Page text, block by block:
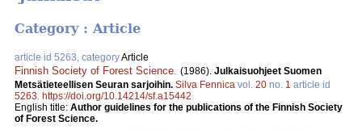
Category : Article
article id 5263, categoryArticle
Finnish Society of Forest Science (1986). Julkaisuohjeet Suomen
Metsätieteellisen Seuran sarjoihin. Silva Fennica vol. 20 no. 1 article id
5263 https://doi.org/10.14214/sf.a15442
English title: Author guidelines for the publications of the Finnish Society
of Forest Science.